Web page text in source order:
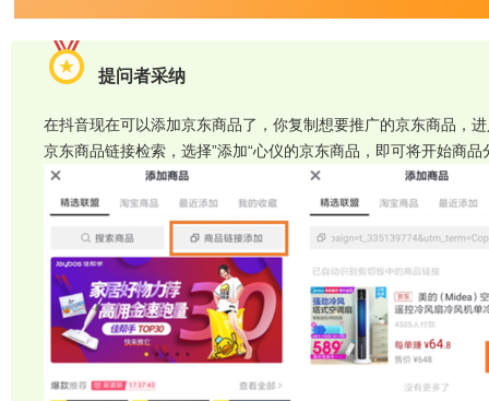
提问者采纳
在抖音现在可以添加京东商品了，你复制想要推广的京东商品，
京东商品链接检索，选择”添加“心仪的京东商品，即可将开始商品